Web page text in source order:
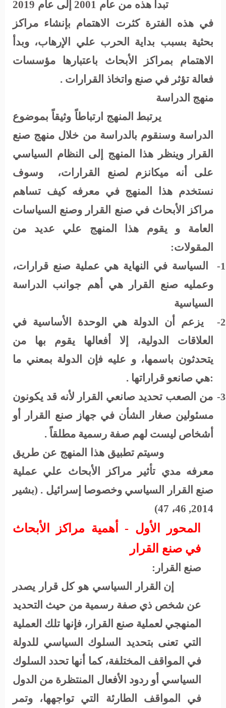
تبدأ هذه من عام 2001 إلى عام 2019
في هذه الفترة كثرت الاهتمام بإنشاء مراكز
بحثية بسبب بداية الحرب علي الإرهاب، وبدأ
الاهتمام بمراكز الأبحاث باعتبارها مؤسسات
فعالة تؤثر في صنع واتخاذ القرارات .
منهج الدراسة
يرتبط المنهج ارتباطاً وثيقاً بموضوع
الدراسة وسنقوم بالدراسة من خلال منهج صنع
القرار وينظر هذا المنهج إلى النظام السياسي
على أنه ميكانزم لصنع القرارات،
وسوف
نستخدم هذا المنهج في معرفه كيف تساهم
مراكز الأبحاث في صنع القرار وصنع السياسات
العامة و يقوم هذا المنهج علي عديد من
المقولات:
1-
السياسة في النهاية هي عملية صنع قرارات،
وعمليه صنع القرار هي أهم جوانب الدراسة
السياسية
2-
يزعم أن الدولة هي الوحدة الأساسية في
العلاقات الدولية، إلا أفعالها يقوم بها من
يتحدثون باسمها، و عليه فإن الدولة بمعني ما
:هي صانعو قراراتها .
3-
من الصعب تحديد صانعي القرار لأنه قد يكونون
مسئولين صغار الشأن في جهاز صنع القرار أو
أشخاص ليست لهم صفة رسمية مطلقاً .
وسيتم تطبيق هذا المنهج عن طريق
معرفه مدي تأثير مراكز الأبحاث علي عملية
صنع القرار السياسي وخصوصا إسرائيل . (بشير
2014, 46، 47)
المحور الأول - أهمية مراكز الأبحاث
في صنع القرار
صنع القرار:
إن القرار السياسي هو كل قرار يصدر
عن شخص ذي صفة رسمية من حيث التحديد
المنهجي لعملية صنع القرار، فإنها تلك العملية
التي تعنى بتحديد السلوك السياسي للدولة
في المواقف المختلفة، كما أنها تحدد السلوك
السياسي أو ردود الأفعال المنتظرة من الدول
في المواقف الطارئة التي تواجهها، وتمر